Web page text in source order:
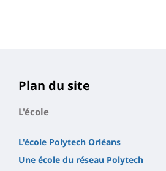
Plan du site
L'école
L'école Polytech Orléans
Une école du réseau Polytech